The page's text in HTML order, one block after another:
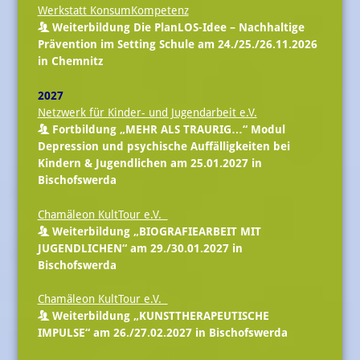
Werkstatt KonsumKompetenz
Weiterbildung Die PlanLOS-Idee – Nachhaltige
Prävention im Setting Schule am 24./25./26.11.2026
in Chemnitz
2027
Netzwerk für Kinder- und Jugendarbeit e.V.
Fortbildung „MEHR ALS TRAURIG…“ Modul
Depression und psychische Auffälligkeiten bei
Kindern & Jugendlichen am 25.01.2027 in
Bischofswerda
Chamäleon KultTour e.V.
Weiterbildung „BIOGRAFIEARBEIT MIT
JUGENDLICHEN“ am 29./30.01.2027 in
Bischofswerda
Chamäleon KultTour e.V.
Weiterbildung „KUNSTTHERAPEUTISCHE
IMPULSE“ am 26./27.02.2027 in Bischofswerda